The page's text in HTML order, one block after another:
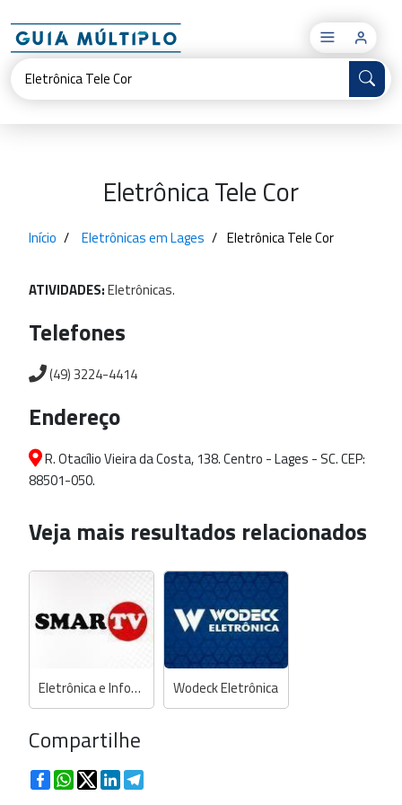
×
Eletrônica Tele Cor
Início Eletrônicas em Lages Eletrônica Tele Cor
ATIVIDADES:Eletrônicas.
Telefones
(49) 3224-4414
Endereço
R. Otacílio Vieira da Costa, 138. Centro - Lages - SC. CEP:
88501-050.
Veja mais resultados relacionados
Eletrônica e Informática SmarTV Wodeck Eletrônica
Compartilhe
FacebookWhatsApp
TwitterLinkedIn